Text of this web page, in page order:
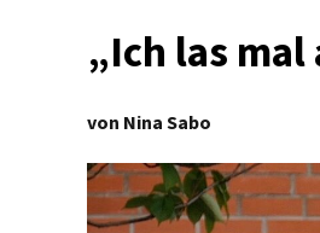
„Ich las
von Nina Sabo